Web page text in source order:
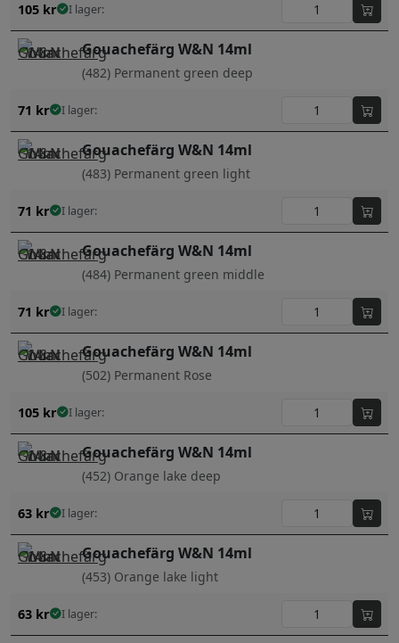
105 kr I lager:
Gouachefärg W&N 14ml
(482) Permanent green deep
71 kr I lager:
Gouachefärg W&N 14ml
(483) Permanent green light
71 kr I lager:
Gouachefärg W&N 14ml
(484) Permanent green middle
71 kr I lager:
Gouachefärg W&N 14ml
(502) Permanent Rose
105 kr I lager:
Gouachefärg W&N 14ml
(452) Orange lake deep
63 kr I lager:
Gouachefärg W&N 14ml
(453) Orange lake light
63 kr I lager: